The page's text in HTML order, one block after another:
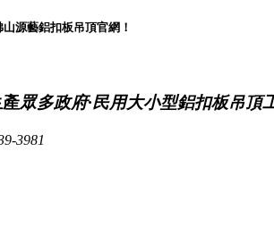
源藝鋁扣板吊頂官網！
眾多政府·民用大小型鋁扣板吊頂
3981